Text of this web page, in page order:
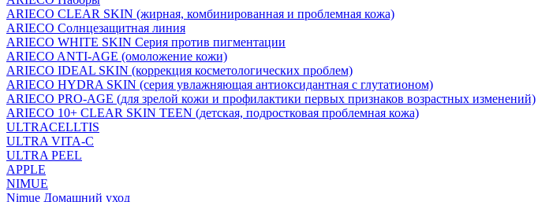
ARIECO CLEAR SKIN (жирная, комбинированная и проблемная кожа)
ARIECO Солнцезащитная линия
ARIECO WHITE SKIN Серия против пигментации
ARIECO ANTI-AGE (омоложение кожи)
ARIECO IDEAL SKIN (коррекция косметологических проблем)
ARIECO HYDRA SKIN (серия увлажняющая антиоксидантная с глутатионом)
ARIECO PRO-AGE (для зрелой кожи и профилактики первых признаков возрастных изменений)
ARIECO 10+ CLEAR SKIN TEEN (детская, подростковая проблемная кожа)
ULTRACELLTIS
ULTRA VITA-C
ULTRA PEEL
APPLE
NIMUE
Nimue Домашний уход